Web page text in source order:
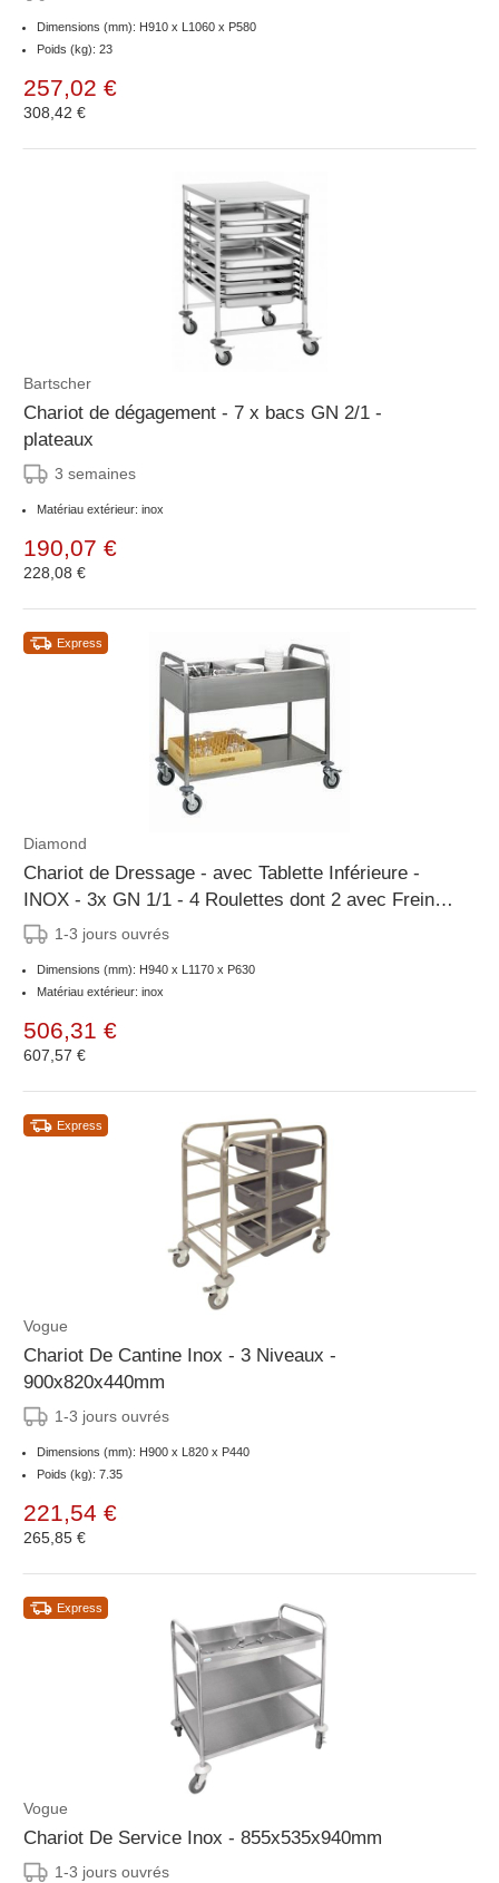
Dimensions (mm): H910 x L1060 x P580
Poids (kg): 23
257,02 €
308,42 €
Bartscher
Chariot de dégagement - 7 x bacs GN 2/1 -
plateaux
3 semaines
Matériau extérieur: inox
190,07 €
228,08 €
Express
Diamond
Chariot de Dressage - avec Tablette Inférieure -
INOX - 3x GN 1/1 - 4 Roulettes dont 2 avec Freins
- 1170x630x(h)940 mm
1-3 jours ouvrés
Dimensions (mm): H940 x L1170 x P630
Matériau extérieur: inox
506,31 €
607,57 €
Express
Vogue
Chariot De Cantine Inox - 3 Niveaux -
900x820x440mm
1-3 jours ouvrés
Dimensions (mm): H900 x L820 x P440
Poids (kg): 7.35
221,54 €
265,85 €
Express
Vogue
Chariot De Service Inox - 855x535x940mm
1-3 jours ouvrés